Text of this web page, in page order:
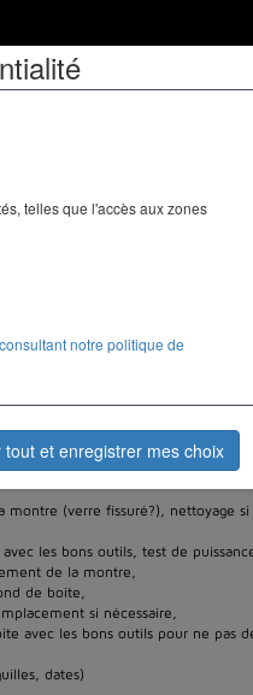
telles que l'accès aux zones
consultant notre politique de
tout et enregistrer mes choix
Contact
montre comprend plusieurs
(verre fissuré?), nettoyage si
les bons outils, test de
de la montre,
de boite,
si nécessaire,
avec les bons outils pour ne pas
dates)